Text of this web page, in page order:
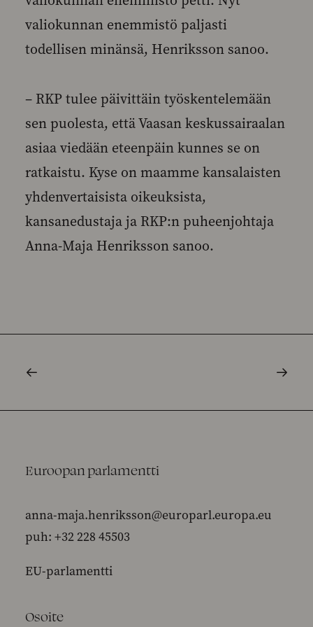
valiokunnan enemmistö paljasti
todellisen minänsä, Henriksson sanoo.
– RKP tulee päivittäin työskentelemään
sen puolesta, että Vaasan keskussairaalan
asiaa viedään eteenpäin kunnes se on
ratkaistu. Kyse on maamme kansalaisten
yhdenvertaisista oikeuksista,
kansanedustaja ja RKP:n puheenjohtaja
Anna-Maja Henriksson sanoo.
Euroopan parlamentti
anna-maja.henriksson@europarl.europa.eu
puh: +32 228 45503
EU-parlamentti
Osoite